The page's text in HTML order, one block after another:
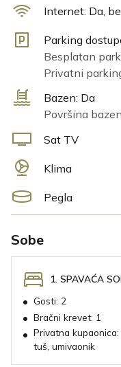
Internet: Da,
Parking
Besplatan
Privatni
Bazen: Da
Površina
Sat TV
Klima
Pegla
Sobe
1. SPAVAĆA
• Gosti: 2
• Bračni krevet: 1
• Privatna kupaonica:
tuš, umivaonik